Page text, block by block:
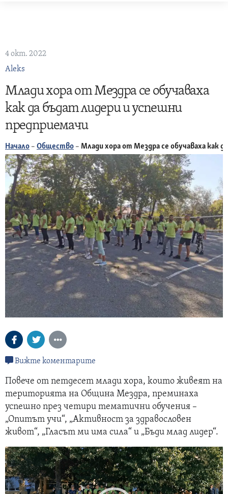
4 окт. 2022
Aleks
Млади хора от Мездра се обучаваха
как да бъдат лидери и успешни
предприемачи
Начало – Общество – Млади хора от Мездра се обучаваха как
Вижте коментарите
Повече от петдесет млади хора, които живеят на
територията на Община Мездра, преминаха
успешно през четири тематични обучения –
„Опитът учи“, „Активност за здравословен
живот“, „Гласът ми има сила“ и „Бъди млад лидер“.
Видео